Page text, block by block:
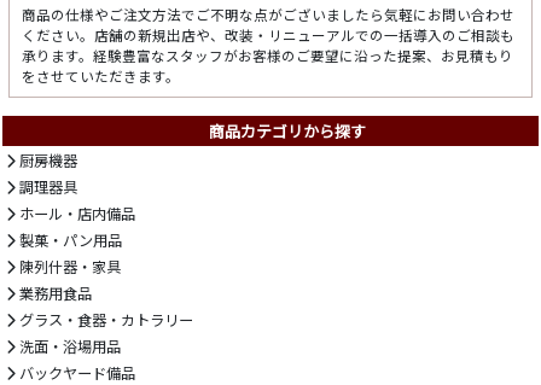
商品の仕様やご注文方法でご不明な点がございましたら気軽にお問い合わせ
ください。店舗の新規出店や、改装・リニューアルでの一括導入のご相談も
承ります。経験豊富なスタッフがお客様のご要望に沿った提案、お見積もり
をさせていただきます。
商品カテゴリから探す
厨房機器
調理器具
ホール・店内備品
製菓・パン用品
陳列什器・家具
業務用食品
グラス・食器・カトラリー
洗面・浴場用品
バックヤード備品